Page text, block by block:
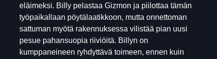
eläimeksi. Billy pelastaa Gizmon ja piilottaa tämän
työpaikallaan pöytälaatikkoon, mutta onnettoman
sattuman myötä rakennuksessa vilistää pian uusi
pesue pahansuopia riiviöitä. Billyn on
kumppaneineen ryhdyttävä toimeen, ennen kuin